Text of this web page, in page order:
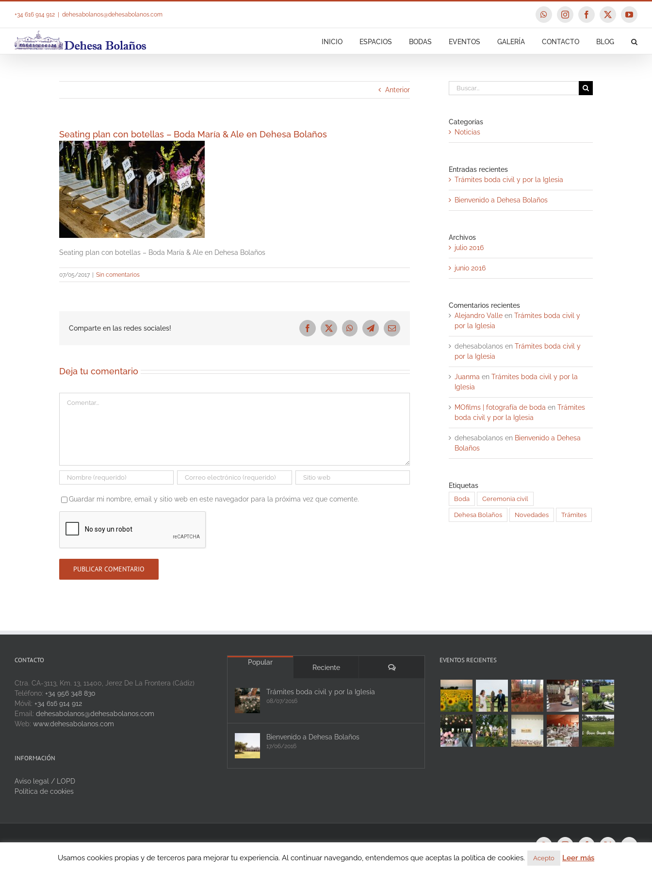
+34 616 914 912 dehesabolanos@dehesabolanos.com WhatsAppInstagramFacebook
X
INICIO ESPACIOS BODAS EVENTOS GALERÍA CONTACTO BLOG
Anterior
Seating plan con botellas – Boda María & Ale en Dehesa Bolaños
Seating plan con botellas – Boda María & Ale en Dehesa Bolaños
07/05/2017 Sin comentarios
Comparte en las redes sociales! Facebook
X WhatsAppTelegramCorreo
electrónico
Deja tu comentario
Guardar mi nombre, email y sitio web en este navegador para la próxima vez que comente.
Buscar:
Categorías
Noticias
Entradas recientes
Trámites boda civil y por la Iglesia
Bienvenido a Dehesa Bolaños
Archivos
julio 2016
junio 2016
Comentarios recientes
Alejandro Valle en Trámites boda civil y
por la Iglesia
dehesabolanos en Trámites boda civil y
por la Iglesia
Juanma en Trámites boda civil y por la
Iglesia
MOfilms | fotografía de boda en Trámites
boda civil y por la Iglesia
dehesabolanos en Bienvenido a Dehesa
Bolaños
Etiquetas
Boda Ceremonia civil
Dehesa Bolaños Novedades Trámites
CONTACTO
Ctra. CA-3113, Km. 13, 11400, Jerez De La Frontera (Cádiz)
Teléfono: +34 956 348 830
Móvil: +34 616 914 912
Email: dehesabolanos@dehesabolanos.com
Web: www.dehesabolanos.com
INFORMACIÓN
Aviso legal / LOPD
Política de cookies
Popular
Reciente Comentarios
Trámites boda civil y por la Iglesia
08/07/2016
Bienvenido a Dehesa Bolaños
17/06/2016
EVENTOS RECIENTES
Usamos cookies propias y de terceros para mejorar tu experiencia. Al continuar navegando, entendemos que aceptas la política de cookies. Acepto Leer más